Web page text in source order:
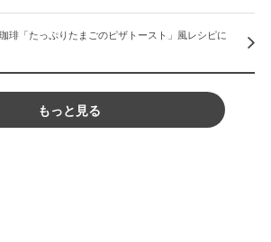
琲「たっぷりたまごのピザトースト」風レシピに
もっと見る